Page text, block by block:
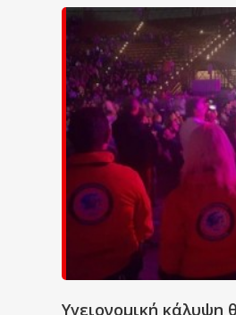
Υγειονομική κάλυψη